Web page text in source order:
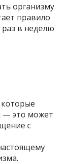
организму
правило
в неделю
— это может
с